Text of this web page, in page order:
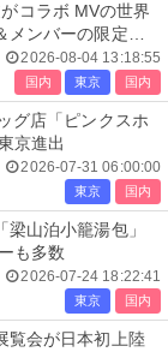
コラボ MVの世界
メンバーの限定ア
2026-08-04 13:18:55
国内 東京 国内
グ店「ピンクスホ
京進出
2026-07-31 06:00:00
東京 国内
山泊小籠湯包」
も多数
2026-07-24 18:22:41
東京 国内
覧会が日本初上陸